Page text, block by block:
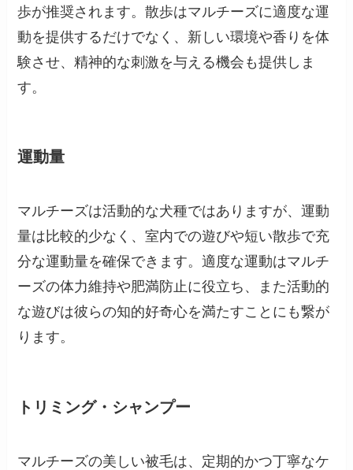
歩が推奨されます。散歩はマルチーズに適度な運
動を提供するだけでなく、新しい環境や香りを体
験させ、精神的な刺激を与える機会も提供しま
す。
運動量
マルチーズは活動的な犬種ではありますが、運動
量は比較的少なく、室内での遊びや短い散歩で充
分な運動量を確保できます。適度な運動はマルチ
ーズの体力維持や肥満防止に役立ち、また活動的
な遊びは彼らの知的好奇心を満たすことにも繋が
ります。
トリミング・シャンプー
マルチーズの美しい被毛は、定期的かつ丁寧なケ